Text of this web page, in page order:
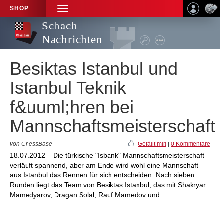
SHOP
TOGGLE
NAVIGATION
Schach
Nachrichten
Besiktas Istanbul und
Istanbul Teknik
f&uuml;hren bei
Mannschaftsmeisterschaft
von ChessBase Gefällt mir! 0 Kommentare
18.07.2012 – Die türkische "Isbank" Mannschaftsmeisterschaft
verläuft spannend, aber am Ende wird wohl eine Mannschaft
aus Istanbul das Rennen für sich entscheiden. Nach sieben
Runden liegt das Team von Besiktas Istanbul, das mit Shakryar
Mamedyarov, Dragan Solal, Rauf Mamedov und